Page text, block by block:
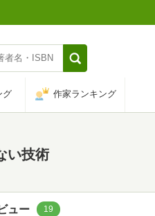
グ 作家ランキング
い技術
ュー 19